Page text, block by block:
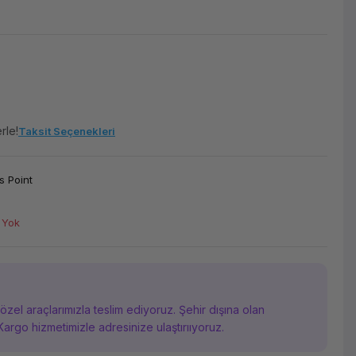
Taksit Seçenekleri
Point
araçlarımızla teslim ediyoruz. Şehir dışına olan
hizmetimizle adresinize ulaştırııyoruz.